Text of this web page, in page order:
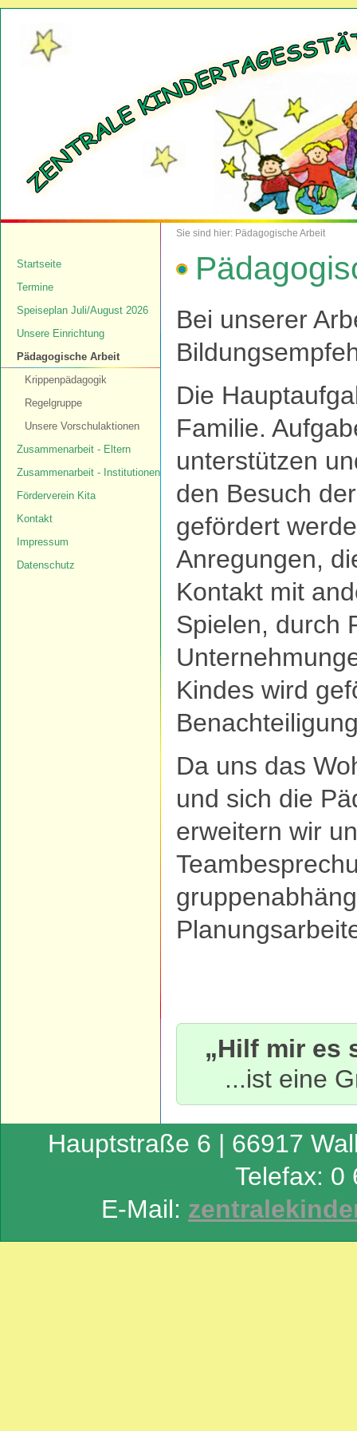
Sie sind hier: Pädagogische Arbeit
Startseite
Termine
Speiseplan Juli/August 2026
Unsere Einrichtung
Pädagogische Arbeit
Krippenpädagogik
Regelgruppe
Unsere Vorschulaktionen
Zusammenarbeit - Eltern
Zusammenarbeit - Institutionen
Förderverein Kita
Kontakt
Impressum
Datenschutz
Bei unserer
Die
Familie.
unterstützen
den Besuch
gefördert
Anregungen,
Kontakt mit
Spielen, durch
Kindes wird
Da uns das
und sich die
erweitern wir
„Hilf mir es
...ist eine
Hauptstraße 6 | 66917
Telefax: 0
E-Mail: